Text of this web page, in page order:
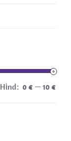
Hind: 0 € —10 €